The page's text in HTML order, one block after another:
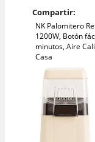
Compartir:
NK Palomitero
1200W, Botón
minutos, Aire
Casa